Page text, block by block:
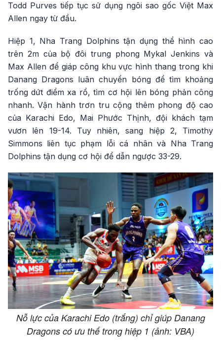
Todd Purves tiếp tục sử dụng ngôi sao gốc Việt Max
Allen ngay từ đầu.
Hiệp 1, Nha Trang Dolphins tận dụng thể hình cao
trên 2m của bộ đôi trung phong Mykal Jenkins và
Max Allen để giáp công khu vực hình thang trong khi
Danang Dragons luân chuyển bóng để tìm khoảng
trống dứt điểm xa rổ, tìm cơ hội lên bóng phản công
nhanh. Vận hành trơn tru cộng thêm phong độ cao
của Karachi Edo, Mai Phước Thịnh, đội khách tạm
vươn lên 19-14. Tuy nhiên, sang hiệp 2, Timothy
Simmons liên tục phạm lỗi cá nhân và Nha Trang
Dolphins tận dụng cơ hội để dẫn ngược 33-29.
Nỗ lực của Karachi Edo (trắng) chỉ giúp Danang
Dragons có ưu thế trong hiệp 1 (ảnh: VBA)